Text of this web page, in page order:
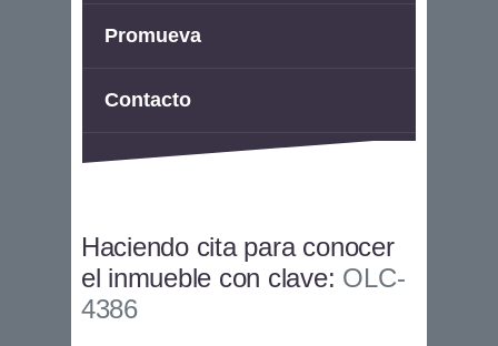
Promueva
Contacto
Haciendo cita para conocer
el inmueble con clave: OLC-
4386